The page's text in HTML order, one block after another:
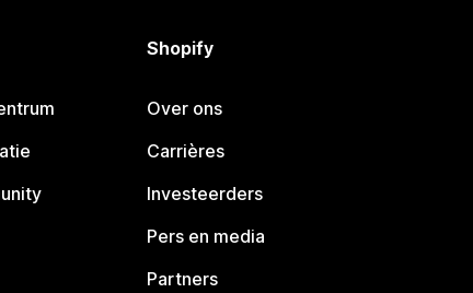
Shopify
Over ons
Carrières
Investeerders
Pers en media
Partners